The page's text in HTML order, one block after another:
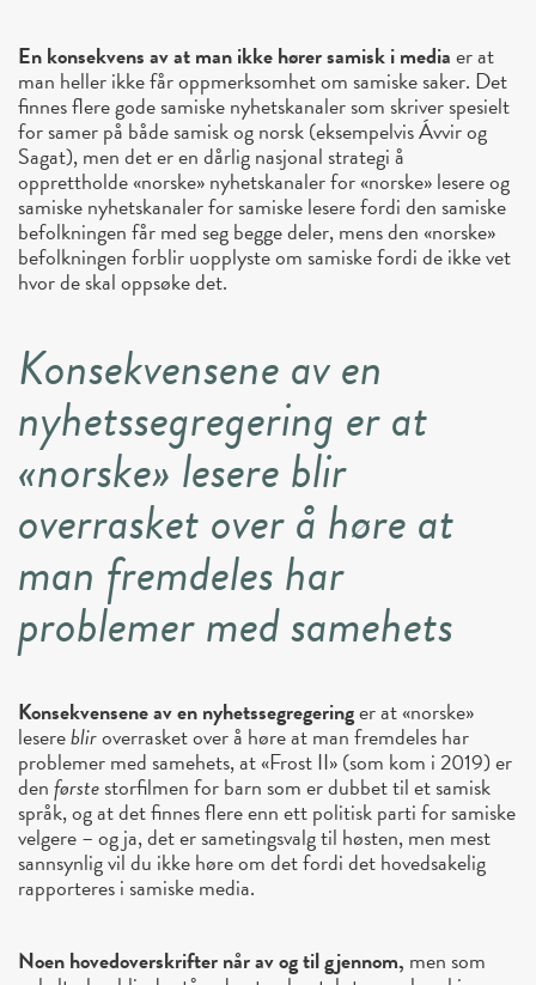
En konsekvens av at man ikke hører samisk i mediaer at
man heller ikke får oppmerksomhet om samiske saker. Det
finnes flere gode samiske nyhetskanaler som skriver spesielt
for samer på både samisk og norsk (eksempelvis Ávvir og
Sagat), men det er en dårlig nasjonal strategi å
opprettholde «norske» nyhetskanaler for «norske» lesere og
samiske nyhetskanaler for samiske lesere fordi den samiske
befolkningen får med seg begge deler, mens den «norske»
befolkningen forblir uopplyste om samiske fordi de ikke vet
hvor de skal oppsøke det.
Konsekvensene av en
nyhetssegregering er at
«norske» lesere blir
overrasket over å høre at
man fremdeles har
problemer med samehets
Konsekvensene av en nyhetssegregeringer at «norske»
leserebliroverrasket over å høre at man fremdeles har
problemer med samehets, at «Frost II» (som kom i 2019) er
denførstestorfilmen for barn som er dubbet til et samisk
språk, og at det finnes flere enn ett politisk parti for samiske
velgere – og ja, det er sametingsvalg til høsten, men mest
sannsynlig vil du ikke høre om det fordi det hovedsakelig
rapporteres i samiske media.
Noen hovedoverskrifter når av og til gjennom, men som